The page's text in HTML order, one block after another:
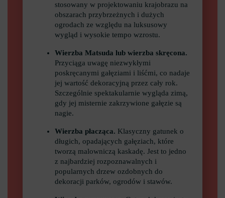
stosowany w projektowaniu krajobrazu na
obszarach przybrzeżnych i dużych
ogrodach ze względu na luksusowy
wygląd i wysokie tempo wzrostu.
Wierzba Matsuda lub wierzba skręcona.
Przyciąga uwagę niezwykłymi
poskręcanymi gałęziami i liśćmi, co nadaje
jej wartość dekoracyjną przez cały rok.
Szczególnie spektakularnie wygląda zimą,
gdy jej misternie zakrzywione gałęzie są
nagie.
Wierzba płacząca. Klasyczny gatunek o
długich, opadających gałęziach, które
tworzą malowniczą kaskadę. Jest to jedno
z najbardziej rozpoznawalnych i
popularnych drzew ozdobnych do
dekoracji parków, ogrodów i stawów.